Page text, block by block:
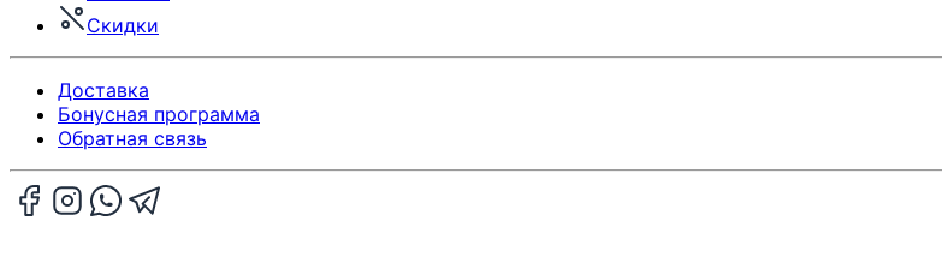
Скидки
Доставка
Бонусная программа
Обратная связь